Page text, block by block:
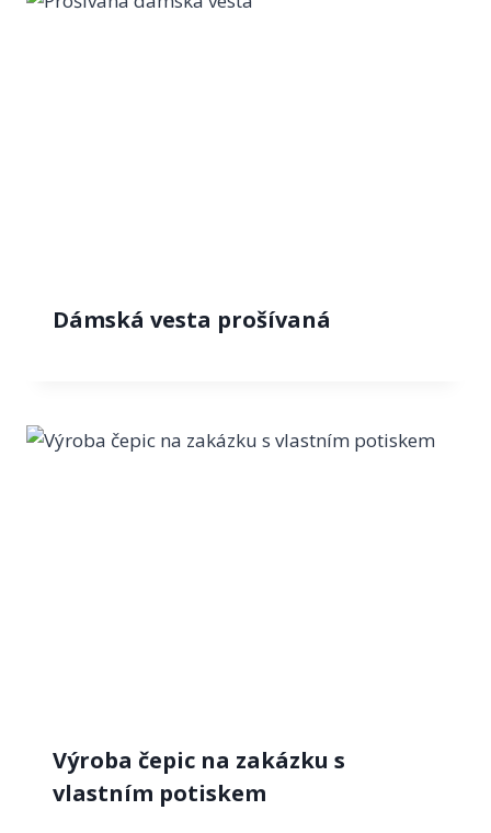
Dámská vesta prošívaná
Výroba čepic na zakázku s
vlastním potiskem